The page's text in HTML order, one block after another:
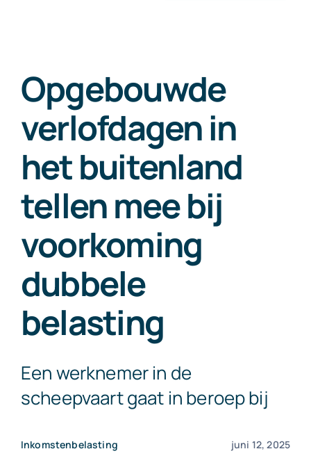
Exact Online
Neem contact op!
Opgebouwde
verlofdagen in
het buitenland
tellen mee bij
voorkoming
dubbele
belasting
Een werknemer in de
scheepvaart gaat in beroep bij
Inkomstenbelasting juni 12, 2025